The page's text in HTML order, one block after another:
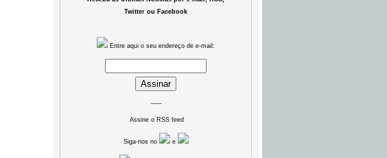
Twitter ou Facebook
Entre aqui o seu endereço de e-mail:
Assine o RSS feed
Siga-nos no e